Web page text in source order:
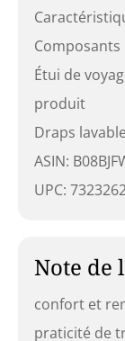
Composants
Étui de
produit
Draps
ASIN:
UPC:
Note de
confort et
praticité de